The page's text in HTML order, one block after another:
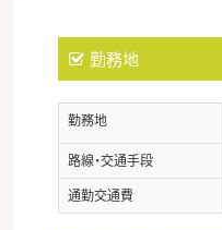
勤務地
勤務地
路線・交通手段
通勤交通費